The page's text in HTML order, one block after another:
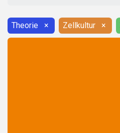
Theorie × Zellkultur ×